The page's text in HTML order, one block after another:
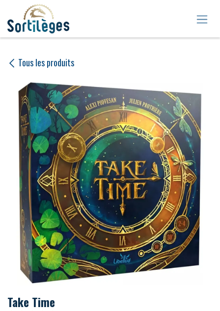
Se rendre au contenu
Tous les produits
Take Time